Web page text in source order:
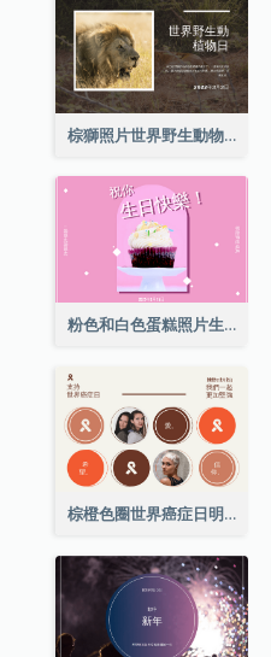
棕獅照片世界野生動物日明信片
粉色和白色蛋糕照片生日明信片
棕橙色圈世界癌症日明信片